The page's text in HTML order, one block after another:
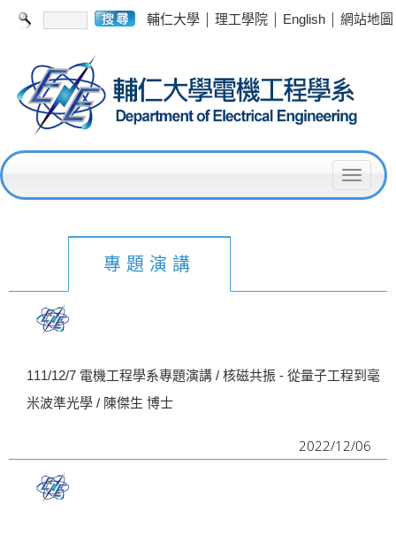
輔仁大學 | 理工學院 | English | 網站地圖
T
l
a
g
專題演講
111/12/7 電機工程學系專題演講 / 核磁共振 - 從量子工程到毫
米波準光學 / 陳傑生 博士
2022/12/06